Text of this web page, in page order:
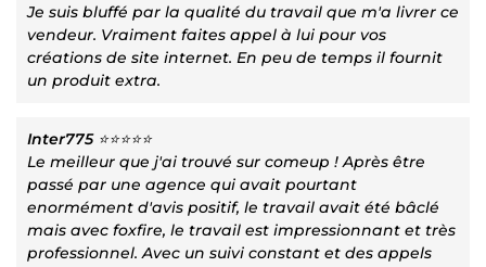
Je suis bluffé par la qualité du travail que m'a livrer ce
vendeur. Vraiment faites appel à lui pour vos
créations de site internet. En peu de temps il fournit
un produit extra.
Inter775⭐⭐⭐⭐⭐
Le meilleur que j'ai trouvé sur comeup ! Après être
passé par une agence qui avait pourtant
enormément d'avis positif, le travail avait été bâclé
mais avec foxfire, le travail est impressionnant et très
professionnel. Avec un suivi constant et des appels